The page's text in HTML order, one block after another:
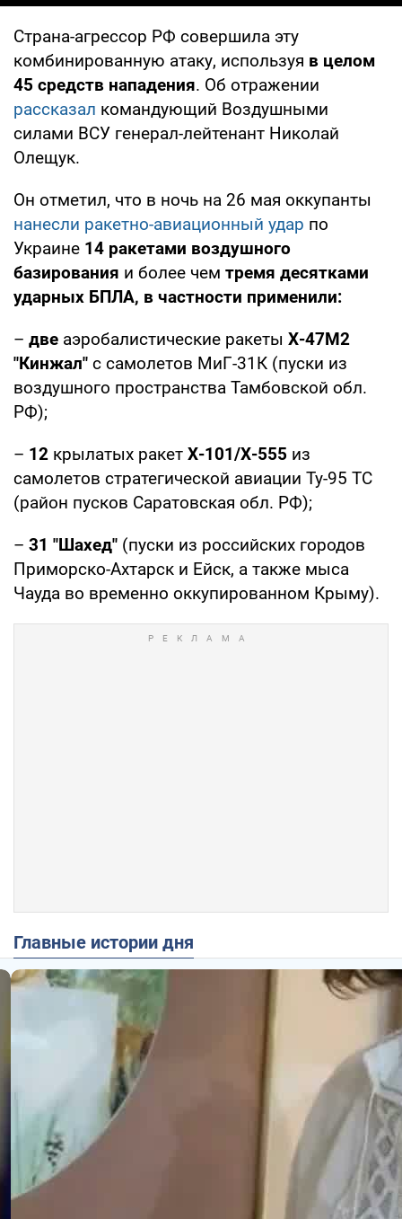
Страна-агрессор РФ совершила эту
комбинированную атаку, используя в целом
45 средств нападения. Об отражении
рассказал командующий Воздушными
силами ВСУ генерал-лейтенант Николай
Олещук.
Он отметил, что в ночь на 26 мая оккупанты
нанесли ракетно-авиационный удар по
Украине 14 ракетами воздушного
базирования и более чем тремя десятками
ударных БПЛА, в частности применили:
– две аэробалистические ракеты Х-47М2
"Кинжал" с самолетов МиГ-31К (пуски из
воздушного пространства Тамбовской обл.
РФ);
– 12 крылатых ракет Х-101/Х-555 из
самолетов стратегической авиации Ту-95 ТС
(район пусков Саратовская обл. РФ);
– 31 "Шахед" (пуски из российских городов
Приморско-Ахтарск и Ейск, а также мыса
Чауда во временно оккупированном Крыму).
Главные истории дня